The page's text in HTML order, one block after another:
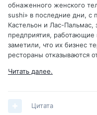
обнаженного женского
sushi» в последние дни, с
Кастельон и Лас-Пальмас,
предприятия, работающие
заметили, что их бизнес
рестораны отказываются
Читать далее.
Цитата